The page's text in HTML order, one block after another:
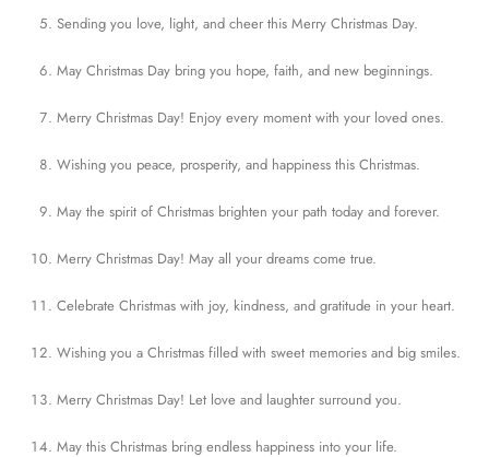
Sending you love, light, and cheer this Merry Christmas Day.
May Christmas Day bring you hope, faith, and new beginnings.
Merry Christmas Day! Enjoy every moment with your loved ones.
Wishing you peace, prosperity, and happiness this Christmas.
May the spirit of Christmas brighten your path today and forever.
Merry Christmas Day! May all your dreams come true.
Celebrate Christmas with joy, kindness, and gratitude in your heart.
Wishing you a Christmas filled with sweet memories and big smiles.
Merry Christmas Day! Let love and laughter surround you.
May this Christmas bring endless happiness into your life.